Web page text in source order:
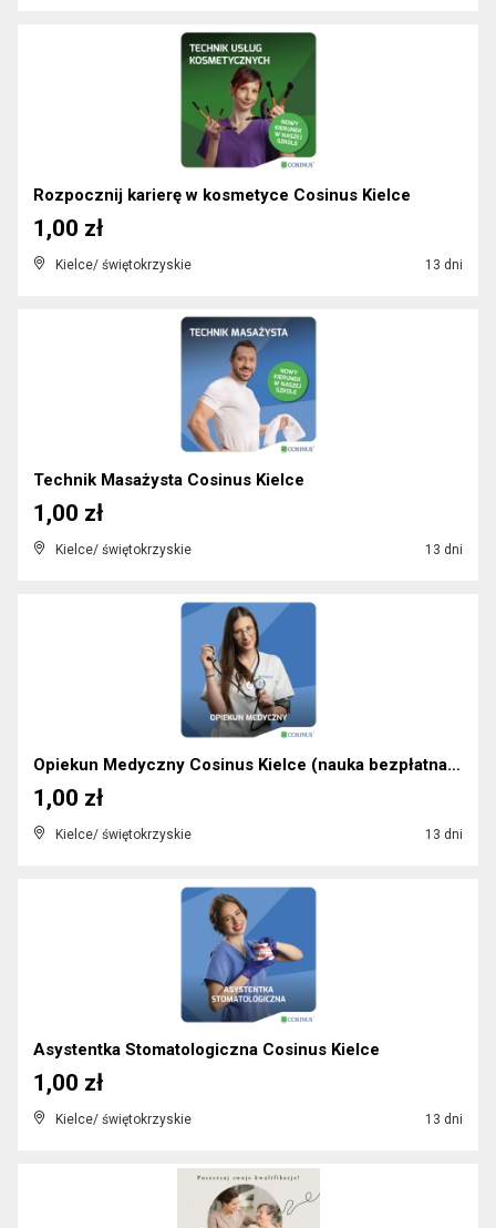
Rozpocznij karierę w kosmetyce Cosinus Kielce
Kielce/ świętokrzyskie 13 dni
1,00 zł
Technik Masażysta Cosinus Kielce
Kielce/ świętokrzyskie 13 dni
1,00 zł
Opiekun Medyczny Cosinus Kielce (nauka bezpłatna)...
Kielce/ świętokrzyskie 13 dni
1,00 zł
Asystentka Stomatologiczna Cosinus Kielce
Kielce/ świętokrzyskie 13 dni
1,00 zł